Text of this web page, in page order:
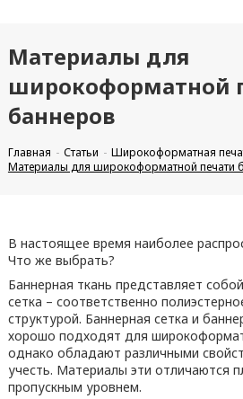
Материалы для
широкоформатной
баннеров
Главная Статьи
Широкоформатная
Материалы для широкоформатной печати
В настоящее время наиболее
Что же выбрать?
Баннерная ткань представляет
сетка – соответственно
структурой. Баннерная сетка и
хорошо подходят для
однако обладают различными
учесть. Материалы эти отличаются
пропускным уровнем.